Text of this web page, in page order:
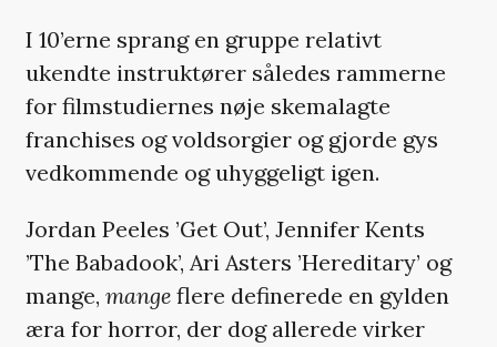
I 10’erne sprang en gruppe relativt
ukendte instruktører således rammerne
for filmstudiernes nøje skemalagte
franchises og voldsorgier og gjorde gys
vedkommende og uhyggeligt igen.
Jordan Peeles ’Get Out’, Jennifer Kents
’The Babadook’, Ari Asters ’Hereditary’ og
mange, mangeflere definerede en gylden
æra for horror, der dog allerede virker